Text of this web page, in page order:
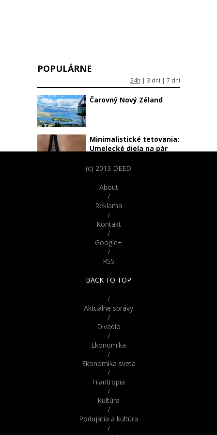
POPULÁRNE
24h | 3 dni | 7 dní
Čarovný Nový Zéland
Minimalistické tetovania:
Umelecké diela na pár
podobajúcich sa na ľudí
Parížske katakomby
skrývajú desivú históriu.
Odvážili by ste sa do nich
vstúpiť?
Nebudete veriť že nie sú
vyzerajú až šokujúco
(c) 2013 DEED
About
/
Reklama
/
Kontakt
/
Google+
/
RSS
BACK TO TOP
/
Aktuálne správy
/
Divadlo
/
Ekonomika
/
Ekonomika sveta
/
Filantropia
/
Kultúra
/
Podujatia a kultúra
/